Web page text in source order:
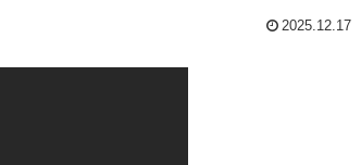
2025.12.17